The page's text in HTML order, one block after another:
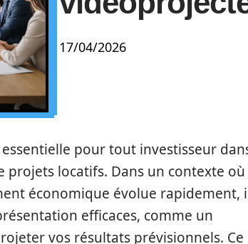
17/04/2026
pour tout investisseur
projets locatifs. Dans un contexte où
économique évolue rapidement,
efficaces, comme un
vos résultats prévisionnels. Ce